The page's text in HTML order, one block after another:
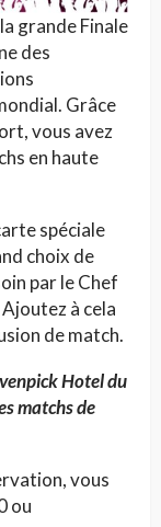
grande Finale
des
Grâce
vous avez
en haute
spéciale
choix de
par le Chef
à cela
de match.
Hotel du
matchs de
vous
ou